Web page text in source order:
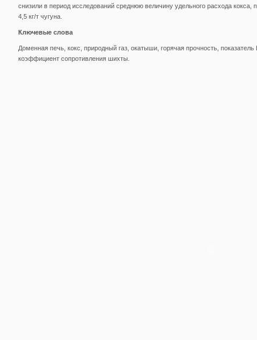
снизили в период исследований среднюю величину удельного расхода кокса,
4,5 кг/т чугуна.
Ключевые слова
Доменная печь, кокс, природный газ, окатыши, горячая прочность, показатель
коэффициент сопротивления шихты.